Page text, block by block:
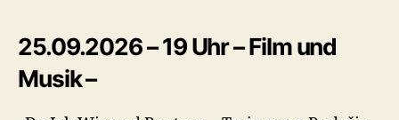
25.09.2026 – 19 Uhr – Film und
Musik –